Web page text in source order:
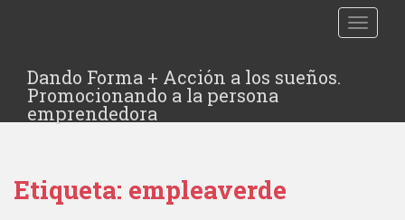
Dando Forma + Acción a los sueños.
Promocionando a la persona
emprendedora
Etiqueta: empleaverde